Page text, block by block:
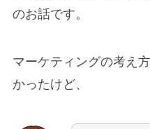
のお話です。
マーケティングの考え
かったけど、